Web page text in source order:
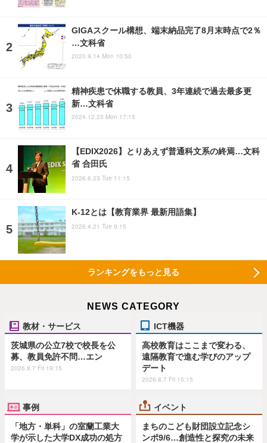
GIGAスクール構想、端末納品完了8月末時点で2％
…文科省
2020.9.14 Mon 10:50
精神疾患で休職する教員、3年連続で過去最多更
新…文科省
2024.12.23 Mon 17:15
【EDIX2026】とりあえず普通科文系の終焉…文科
省 合田氏
2026.6.23 Tue 11:15
K-12とは【教育業界 最新用語集】
2026.4.21 Tue 9:15
ランキングをもっと見る
NEWS CATEGORY
教材・サービス
茨城県の公立7校で校長を公
募、教員免許不問…エン
2026.8.7 Fri 19:15
ICT機器
高校教育はここまで変わる、
遠隔教育で進む学びのアップ
デート
2026.8.7 Fri 15:15
事例
「地方・単科」の室蘭工業大
学が示した大学DX成功の処方
イベント
まちのこども財団設立記念シ
ンポ9/6…創造性と探究の未来